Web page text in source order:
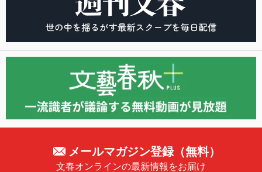
メールマガジン登録（無料）
文春オンラインの最新情報をお届け